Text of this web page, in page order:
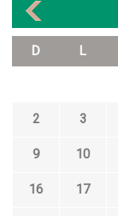
D L
2 3
9 10
16 17